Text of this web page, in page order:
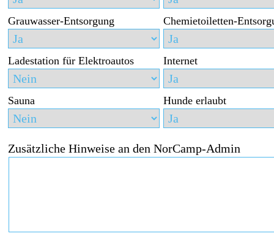
Grauwasser-Entsorgung Chemietoiletten-
Ladestation für Elektroautos Internet
Sauna Hunde erlaubt
Zusätzliche Hinweise an den NorCamp-Admin